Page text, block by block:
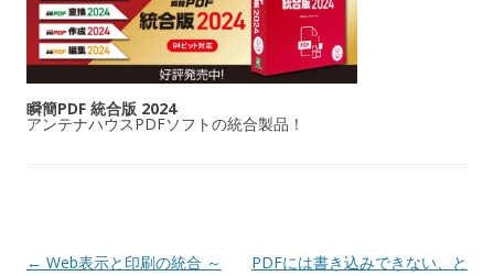
瞬簡PDF 統合版 2024
アンテナハウスPDFソフトの統合製品！
投稿ナビゲーション
← Web表示と印刷の統合 ～
PDFには書き込みできない、と